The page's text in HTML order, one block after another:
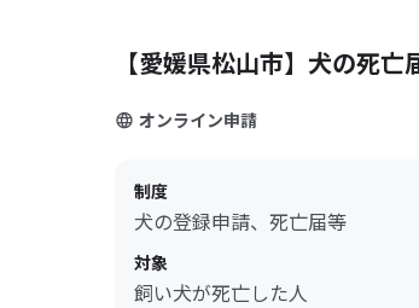
【愛媛県松山市】犬の死亡
オンライン申請
制度
犬の登録申請、死亡届等
対象
飼い犬が死亡した人